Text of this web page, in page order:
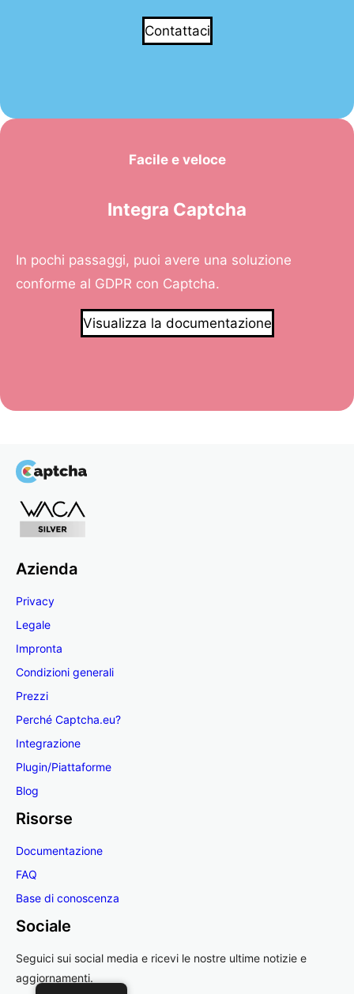
Contattaci
Facile e veloce
Integra Captcha
In pochi passaggi, puoi avere una soluzione
conforme al GDPR con Captcha.
Visualizza la documentazione
Azienda
Privacy
Legale
Impronta
Condizioni generali
Prezzi
Perché Captcha.eu?
Integrazione
Plugin/Piattaforme
Blog
Risorse
Documentazione
FAQ
Base di conoscenza
Sociale
Seguici sui social media e ricevi le nostre ultime notizie e
aggiornamenti.